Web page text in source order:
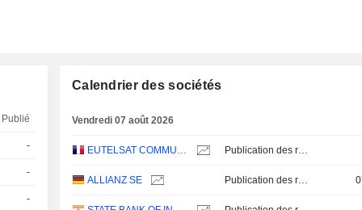
Publié
-
-
-
Calendrier des sociétés
Vendredi 07 août 2026
EUTELSAT COMMUNICATIONS Publication des résultats - Annuel 2026
ALLIANZ SE Publication des résultats - Q2 2026